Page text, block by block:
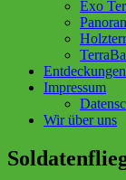
Exo
Impressum
Wir über uns